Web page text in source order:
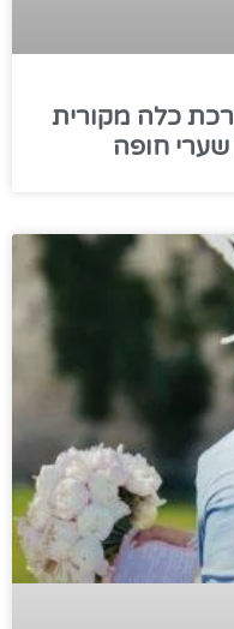
כלה מקורית
שערי חופה